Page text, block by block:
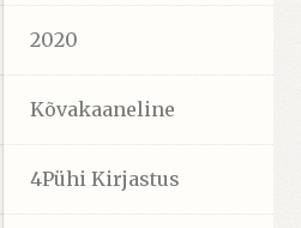
2020
Kõvakaaneline
4Pühi Kirjastus